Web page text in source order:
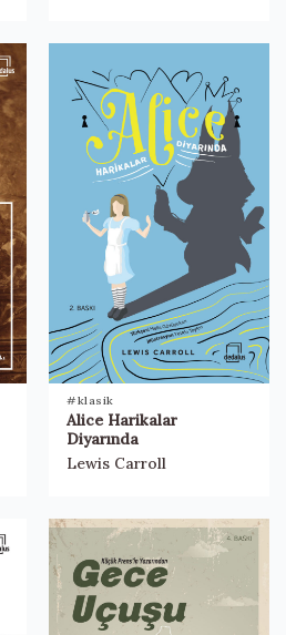
#klasik
Alice Harikalar
Diyarında
Lewis Carroll